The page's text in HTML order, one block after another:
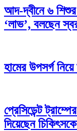
আদ-দ্বীনে ৬ শিশুর
‘লাভ’, বলছেন
হামের উপসর্গ
প্রেসিডেন্ট
দিয়েছেন